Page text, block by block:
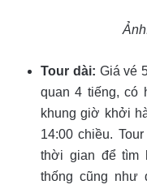
Tour dài: Giá vé
quan 4 tiếng, có
khung giờ khởi
14:00 chiều.
thời gian để tìm
thống cũng như